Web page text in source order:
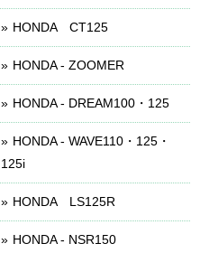
HONDA CT125
HONDA - ZOOMER
HONDA - DREAM100・125
HONDA - WAVE110・125・
125i
HONDA LS125R
HONDA - NSR150